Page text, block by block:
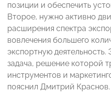
позиции и обеспечить
Второе, нужно активно
расширения спектра
вовлечения большего
экспортную
задача, решение которой
инструментов и
пояснил Дмитрий Краснов.